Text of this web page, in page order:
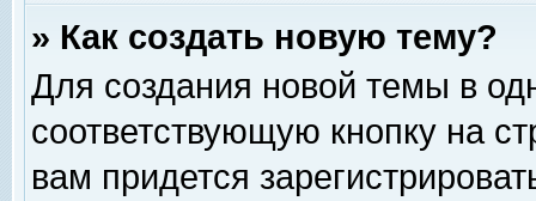
» Как создать новую тему?
Для создания новой темы в
соответствующую кнопку на
вам придется